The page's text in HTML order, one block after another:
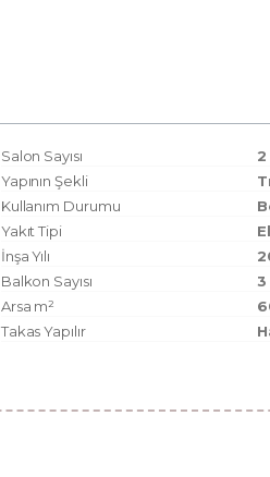
Salon Sayısı
2
Yapının Şekli
Kullanım Durumu
Yakıt Tipi
İnşa Yılı
Balkon Sayısı
3
Arsa m²
Takas Yapılır